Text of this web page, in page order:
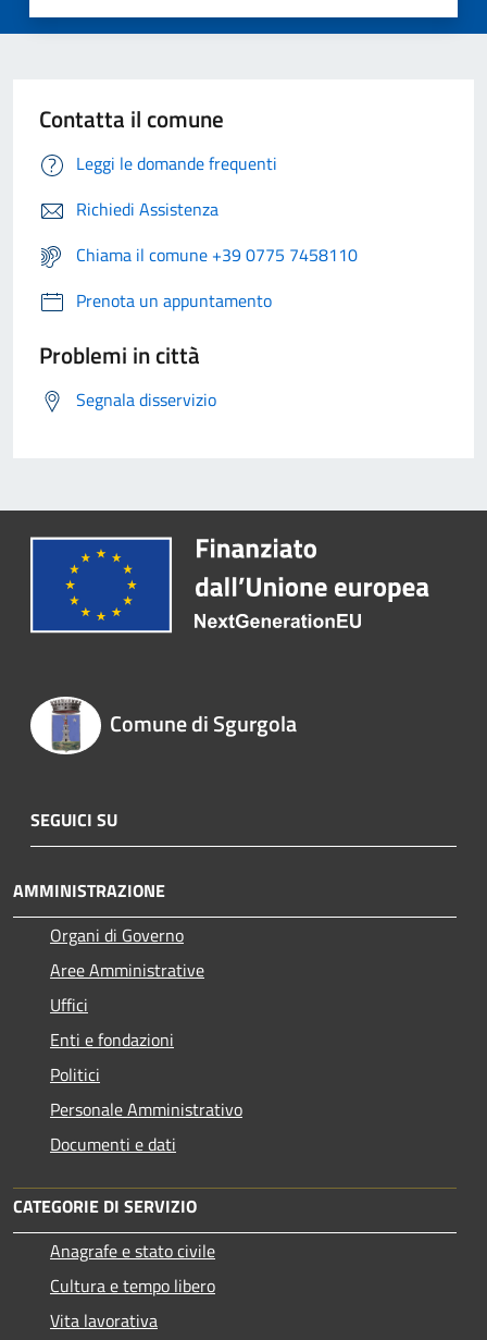
Contatta il comune
Leggi le domande frequenti
Richiedi Assistenza
Chiama il comune +39 0775 7458110
Prenota un appuntamento
Problemi in città
Segnala disservizio
Comune di Sgurgola
SEGUICI SU
AMMINISTRAZIONE
Organi di Governo
Aree Amministrative
Uffici
Enti e fondazioni
Politici
Personale Amministrativo
Documenti e dati
CATEGORIE DI SERVIZIO
Anagrafe e stato civile
Cultura e tempo libero
Vita lavorativa